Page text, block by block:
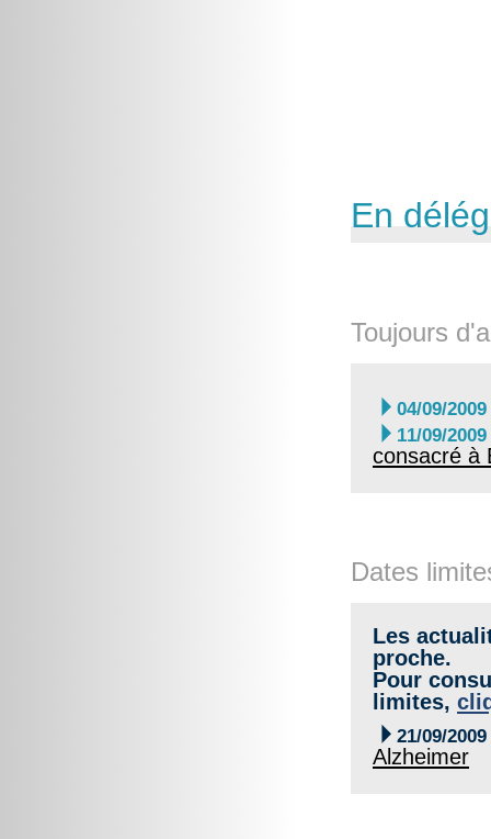
En
Toujours
 04/09/2009
 11/09/2009
consacré à
Dates
Les
proche.
Pour
limites,
 21/09/2009
Alzheimer